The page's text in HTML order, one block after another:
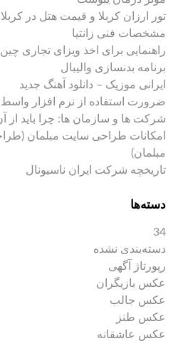
تور ارزان کربلا و قیمت هتل در
مشخصات فنی زانتیا
راهنمایی برای اخذ ویزای تجاری
برنامه بدنسازی والیبال
ایرانی موزیک – دانلود آهنگ جدید
ضرورت استفاده از نرم افزار واسط
شرکت ها و سازمان ها: چرا باید از
امکانات طراحی سایت مبلمان
مبلمان)
تاریخچه شرکت ایران ناسیونال
دسته‌ها
34
دسته‌بندی نشده
رپورتاژ آگهی
عکس بازیگران
عکس جالب
عکس طنز
عکس عاشقانه